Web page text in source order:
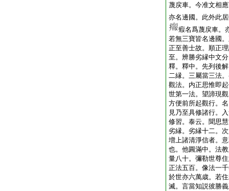
蔑戻車。今准文相
亦名邊國。此外此
瘕名爲蔑戻車。
若無三寶皆名邊國
正至善士故。順正
至。辨勝劣縁中文
釋。釋中。先列後
二縁。三屬當三法
觀法。内正思惟即
世第一法。望諦現
方便前所起觀行。
見乃至具修諸行。
修習。泰云。聞思
劣縁。劣縁十二。
増上諸清淨信者。
也。他圓滿中。法
量八十。彌勒世尊
正法五百。像法一
於世亦六萬歳。若
滅。言當知説彼勝